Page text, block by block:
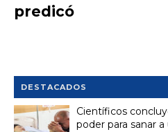
predicó
DESTACADOS
Científicos
poder para sanar